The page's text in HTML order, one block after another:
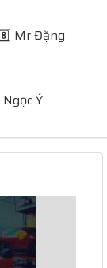
Mr Đặng
Ý